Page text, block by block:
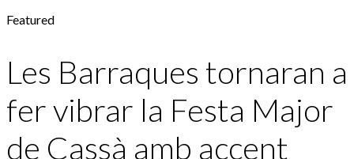
Featured
Les Barraques tornaran a
fer vibrar la Festa Major
de Cassà amb accent